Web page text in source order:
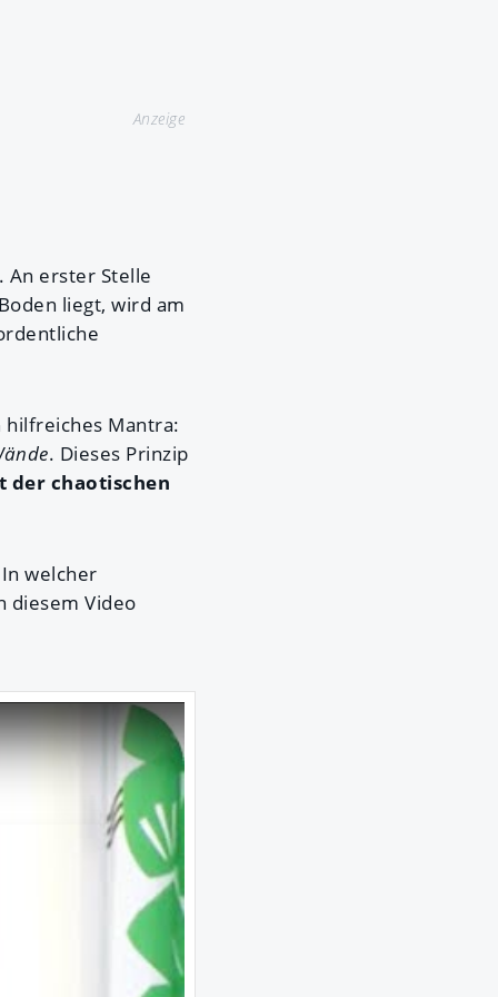
Anzeige
An erster Stelle
liegt, wird am
Mantra:
. Dieses Prinzip
der chaotischen
welcher
diesem Video